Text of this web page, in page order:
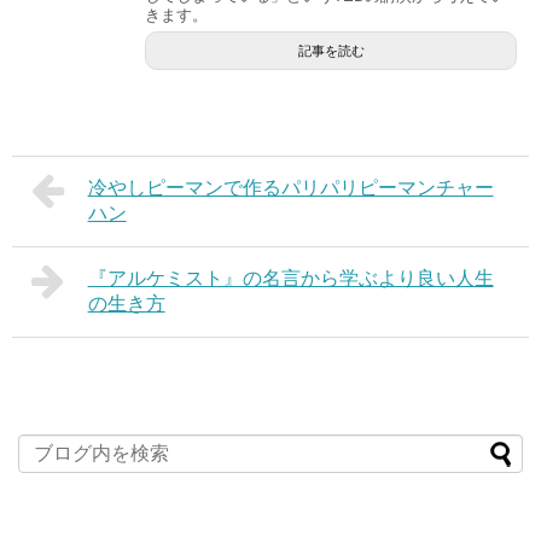
きます。
記事を読む
冷やしピーマンで作るパリパリピーマンチャー
ハン
『アルケミスト』の名言から学ぶより良い人生
の生き方